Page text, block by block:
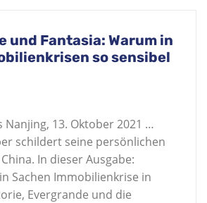
und Fantasia: Warum in
so sensibel
Nanjing, 13. Oktober 2021 …
schildert seine persönlichen
In dieser Ausgabe:
Sachen Immobilienkrise in
Evergrande und die